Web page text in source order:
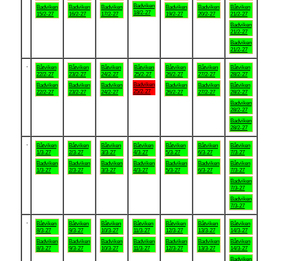
Badviken
15/2-27
Badviken
16/2-27
Badviken
17/2-27
Badviken
18/2-27
Badviken
19/2-27
Badviken
20/2-27
Båtviken
21/2-27
Badviken
21/2-27
Badviken
21/2-27
Båtviken
22/2-27
Badviken
22/2-27
Båtviken
23/2-27
Badviken
23/2-27
Båtviken
24/2-27
Badviken
24/2-27
Båtviken
25/2-27
Badviken
25/2-27
Båtviken
26/2-27
Badviken
26/2-27
Båtviken
27/2-27
Badviken
27/2-27
Båtviken
28/2-27
Båtviken
28/2-27
Badviken
28/2-27
Badviken
28/2-27
Båtviken
1/3-27
Badviken
1/3-27
Båtviken
2/3-27
Badviken
2/3-27
Båtviken
3/3-27
Badviken
3/3-27
Båtviken
4/3-27
Badviken
4/3-27
Båtviken
5/3-27
Badviken
5/3-27
Båtviken
6/3-27
Badviken
6/3-27
Båtviken
7/3-27
Båtviken
7/3-27
Badviken
7/3-27
Badviken
7/3-27
Båtviken
8/3-27
Badviken
8/3-27
Båtviken
9/3-27
Badviken
9/3-27
Båtviken
10/3-27
Badviken
10/3-27
Båtviken
11/3-27
Badviken
11/3-27
Båtviken
12/3-27
Badviken
12/3-27
Båtviken
13/3-27
Badviken
13/3-27
Båtviken
14/3-27
Båtviken
14/3-27
Badviken